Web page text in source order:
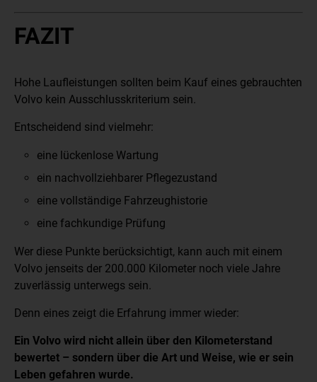
FAZIT
Hohe Laufleistungen sollten beim Kauf eines gebrauchten
Volvo kein Ausschlusskriterium sein.
Entscheidend sind vielmehr:
eine lückenlose Wartung
ein nachvollziehbarer Pflegezustand
eine vollständige Fahrzeughistorie
eine fachkundige Prüfung
Wer diese Punkte berücksichtigt, kann auch mit einem
Volvo jenseits der 200.000 Kilometer noch viele Jahre
zuverlässig unterwegs sein.
Denn eines zeigt die Erfahrung immer wieder:
Ein Volvo wird nicht allein über den Kilometerstand
bewertet – sondern über die Art und Weise, wie er sein
Leben gefahren wurde.